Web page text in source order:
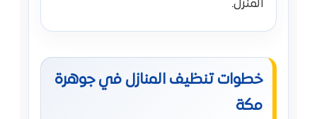
المنزل.
خطوات تنظيف المنازل في جوهرة
مكة